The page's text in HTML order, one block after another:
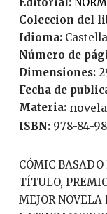
Coleccion del
Idioma:
Número de
Dimensiones:
Fecha de
Materia:
ISBN: 978-84-
CÓMIC BASADO EN LA NOVELA DEL MISMO
TÍTULO,
MEJOR NOVELA